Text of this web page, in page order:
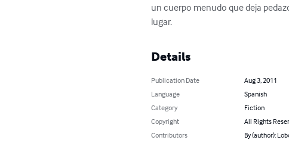
un cuerpo menudo que deja
lugar.
Details
Publication Date
Aug 3, 2011
Language
Spanish
Category
Fiction
Copyright
All Rights
Contributors
By (author):